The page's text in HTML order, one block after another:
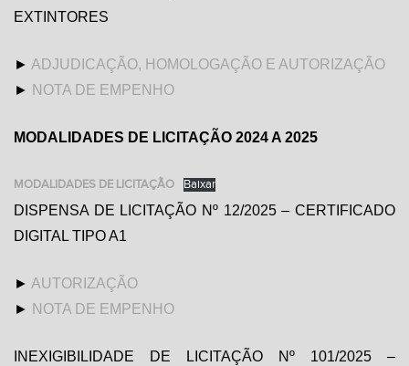
EXTINTORES
► ADJUDICAÇÃO, HOMOLOGAÇÃO E AUTORIZAÇÃO
► NOTA DE EMPENHO
MODALIDADES DE LICITAÇÃO 2024 A 2025
MODALIDADES DE LICITAÇÃO Baixar
DISPENSA DE LICITAÇÃO Nº 12/2025 – CERTIFICADO
DIGITAL TIPO A1
► AUTORIZAÇÃO
► NOTA DE EMPENHO
INEXIGIBILIDADE DE LICITAÇÃO Nº 101/2025 –